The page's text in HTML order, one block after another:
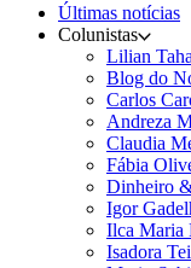
Últimas notícias
Colunistas
Lilian
Blog do
Carlos
Andreza
Claudia
Fábia
Dinheiro
Igor
Ilca Maria
Isadora